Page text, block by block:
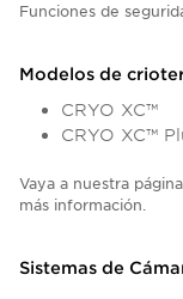
Funciones de
Modelos de
CRYO XC™
CRYO XC™
Vaya a nuestra
más información.
Sistemas de